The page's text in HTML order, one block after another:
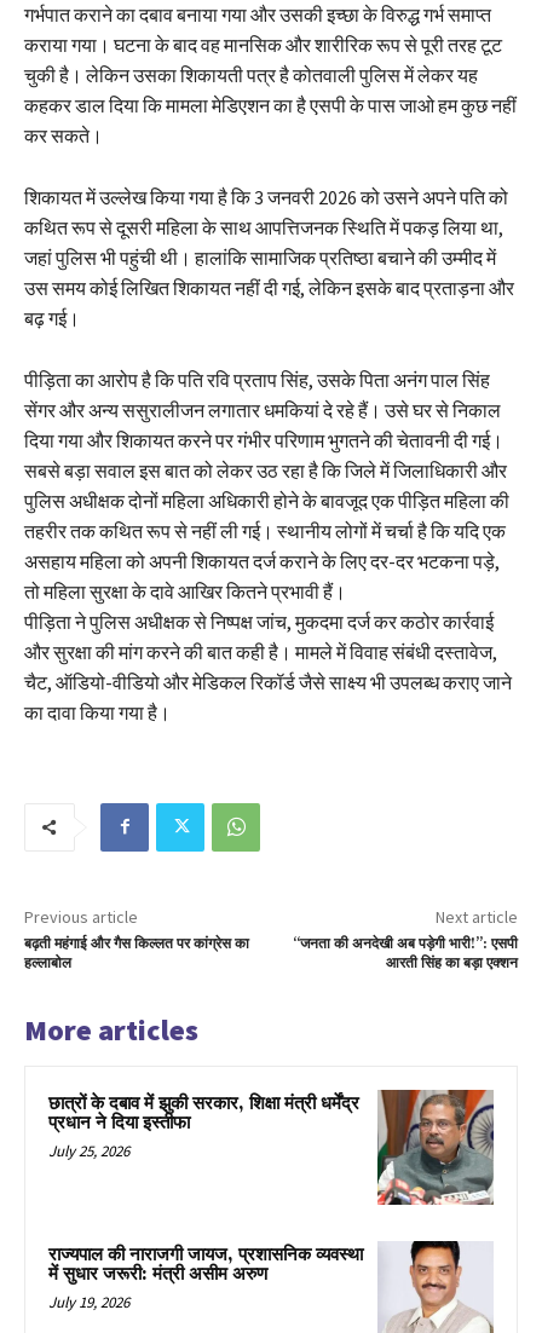
गर्भपात कराने का दबाव बनाया गया और उसकी इच्छा के विरुद्ध गर्भ समाप्त
कराया गया। घटना के बाद वह मानसिक और शारीरिक रूप से पूरी तरह टूट
चुकी है। लेकिन उसका शिकायती पत्र है कोतवाली पुलिस में लेकर यह
कहकर डाल दिया कि मामला मेडिएशन का है एसपी के पास जाओ हम कुछ नहीं
कर सकते।
शिकायत में उल्लेख किया गया है कि 3 जनवरी 2026 को उसने अपने पति को
कथित रूप से दूसरी महिला के साथ आपत्तिजनक स्थिति में पकड़ लिया था,
जहां पुलिस भी पहुंची थी। हालांकि सामाजिक प्रतिष्ठा बचाने की उम्मीद में
उस समय कोई लिखित शिकायत नहीं दी गई, लेकिन इसके बाद प्रताड़ना और
बढ़ गई।
पीड़िता का आरोप है कि पति रवि प्रताप सिंह, उसके पिता अनंग पाल सिंह
सेंगर और अन्य ससुरालीजन लगातार धमकियां दे रहे हैं। उसे घर से निकाल
दिया गया और शिकायत करने पर गंभीर परिणाम भुगतने की चेतावनी दी गई।
सबसे बड़ा सवाल इस बात को लेकर उठ रहा है कि जिले में जिलाधिकारी और
पुलिस अधीक्षक दोनों महिला अधिकारी होने के बावजूद एक पीड़ित महिला की
तहरीर तक कथित रूप से नहीं ली गई। स्थानीय लोगों में चर्चा है कि यदि एक
असहाय महिला को अपनी शिकायत दर्ज कराने के लिए दर-दर भटकना पड़े,
तो महिला सुरक्षा के दावे आखिर कितने प्रभावी हैं।
पीड़िता ने पुलिस अधीक्षक से निष्पक्ष जांच, मुकदमा दर्ज कर कठोर कार्रवाई
और सुरक्षा की मांग करने की बात कही है। मामले में विवाह संबंधी दस्तावेज,
चैट, ऑडियो-वीडियो और मेडिकल रिकॉर्ड जैसे साक्ष्य भी उपलब्ध कराए जाने
का दावा किया गया है।
Previous article
बढ़ती महंगाई और गैस किल्लत पर कांग्रेस का
हल्लाबोल
Next article
“जनता की अनदेखी अब पड़ेगी भारी!”: एसपी
आरती सिंह का बड़ा एक्शन
More articles
छात्रों के दबाव में झुकी सरकार, शिक्षा मंत्री धर्मेंद्र
प्रधान ने दिया इस्तीफा
July 25, 2026
राज्यपाल की नाराजगी जायज, प्रशासनिक व्यवस्था
में सुधार जरूरी: मंत्री असीम अरुण
July 19, 2026